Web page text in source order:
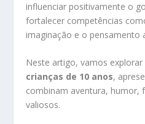
influenciar positivamente o
fortalecer competências
imaginação e o pensamento
Neste artigo, vamos explorar
crianças de 10 anos,
combinam aventura, humor,
valiosos.